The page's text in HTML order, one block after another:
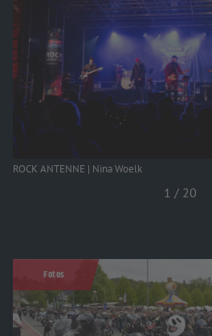
ROCK ANTENNE | Nina Woelk
1 / 20
Fotos